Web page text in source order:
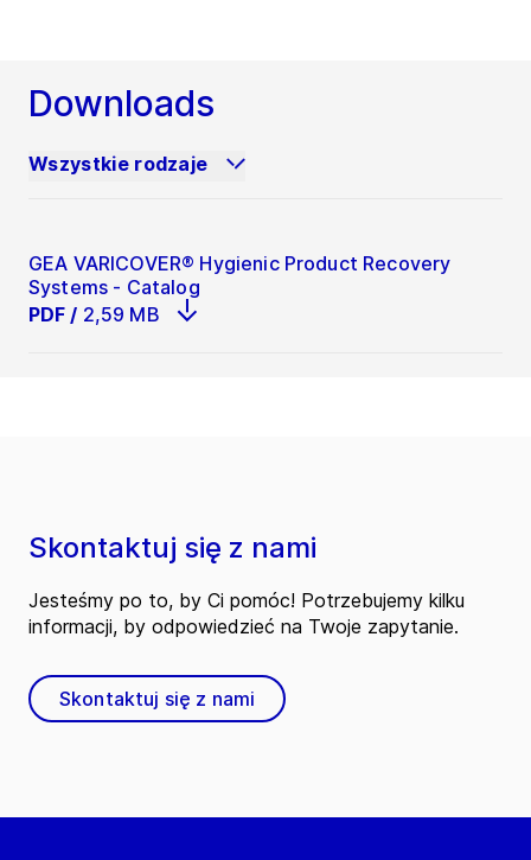
Downloads
Wszystkie rodzaje
GEA VARICOVER® Hygienic Product Recovery
Systems - Catalog
PDF / 2,59 MB
Skontaktuj się z nami
Jesteśmy po to, by Ci pomóc! Potrzebujemy kilku
informacji, by odpowiedzieć na Twoje zapytanie.
Skontaktuj się z nami